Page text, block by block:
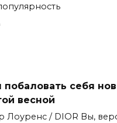
побаловать себя
весной
/ DIOR Вы,